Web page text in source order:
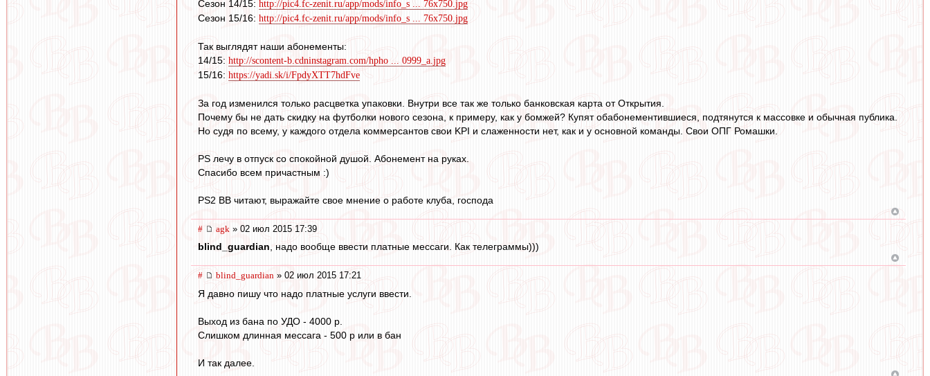
Сезон 14/15: http://pic4.fc-zenit.ru/app/mods/info_s ... 76x750.jpg
Сезон 15/16: http://pic4.fc-zenit.ru/app/mods/info_s ... 76x750.jpg
Так выглядят наши абонементы:
14/15: http://scontent-b.cdninstagram.com/hpho ... 0999_a.jpg
15/16: https://yadi.sk/i/FpdyXTT7hdFve
За год изменился только расцветка упаковки. Внутри все так же только банковская карта от Открытия.
Почему бы не дать скидку на футболки нового сезона, к примеру, как у бомжей? Купят обабонементившиеся, подтянутся к массовке и обычная публика.
Но судя по всему, у каждого отдела коммерсантов свои KPI и слаженности нет, как и у основной команды. Свои ОПГ Ромашки.
PS лечу в отпуск со спокойной душой. Абонемент на руках.
Спасибо всем причастным :)
PS2 ВВ читают, выражайте свое мнение о работе клуба, господа
# agk » 02 июл 2015 17:39
blind_guardian , надо вообще ввести платные мессаги. Как телеграммы)))
# blind_guardian » 02 июл 2015 17:21
Я давно пишу что надо платные услуги ввести.
Выход из бана по УДО - 4000 р.
Слишком длинная мессага - 500 р или в бан
И так далее.